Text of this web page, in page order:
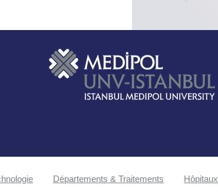
Départements & Traitements
Hôpitaux